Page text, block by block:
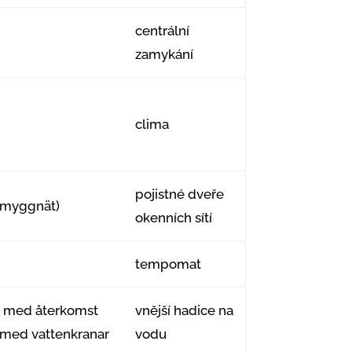
centrální
zamykání
clima
pojistné dveře
okenních sítí
tempomat
med återkomst
vattenkranar
vnější hadice na
vodu